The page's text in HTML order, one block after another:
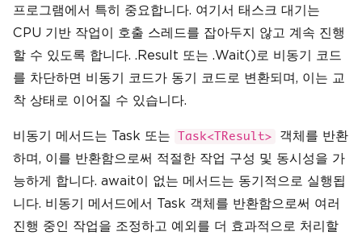
프로그램에서 특히 중요합니다. 여기서 태스크 대기는
CPU 기반 작업이 호출 스레드를 잡아두지 않고 계속 진행
할 수 있도록 합니다. .Result 또는 .Wait()로 비동기 코드
를 차단하면 비동기 코드가 동기 코드로 변환되며, 이는 교
착 상태로 이어질 수 있습니다.
비동기 메서드는 Task 또는 Task<TResult>
객체를 반환
하며, 이를 반환함으로써 적절한 작업 구성 및 동시성을 가
능하게 합니다. await이 없는 메서드는 동기적으로 실행됩
니다. 비동기 메서드에서 Task 객체를 반환함으로써 여러
진행 중인 작업을 조정하고 예외를 더 효과적으로 처리할